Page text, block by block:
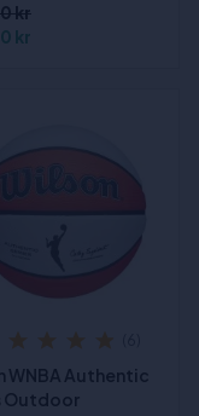
kr
kr
WNBA Authentic
Outdoor